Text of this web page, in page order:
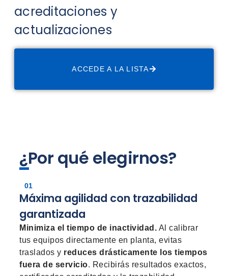
acreditaciones y
actualizaciones
ACCEDE A LA LISTA
¿Por qué elegirnos?
01
Máxima agilidad con trazabilidad
garantizada
Minimiza el tiempo de inactividad. Al calibrar
tus equipos directamente en planta, evitas
traslados y reduces drásticamente los tiempos
fuera de servicio. Recibirás resultados exactos,